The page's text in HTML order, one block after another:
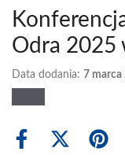
Odra 2025
Data dodania: 7 marca
Share
Share